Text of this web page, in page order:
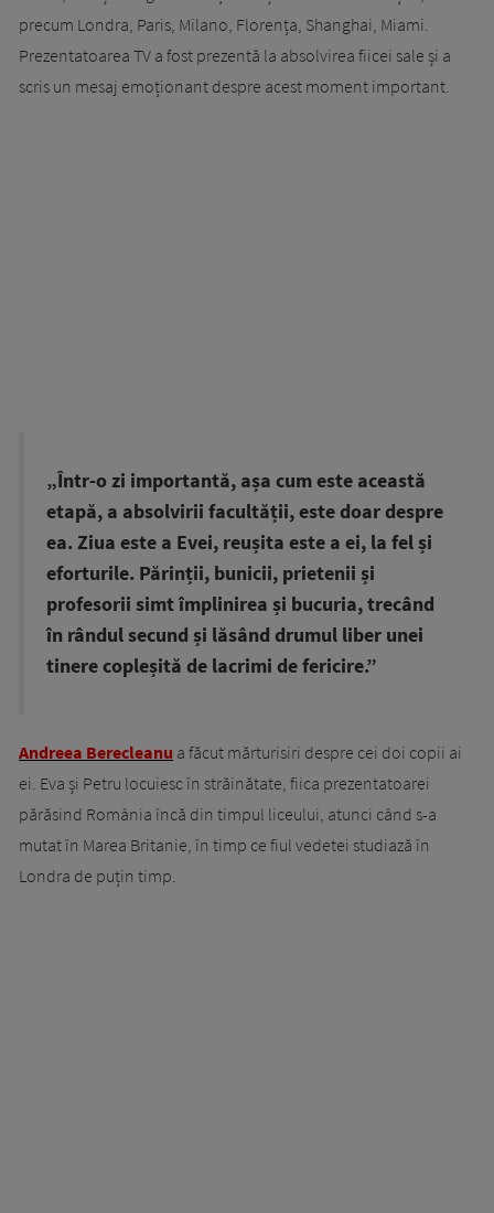
precum Londra, Paris, Milano, Florența, Shanghai, Miami.
Prezentatoarea TV a fost prezentă la absolvirea fiicei sale și a
scris un mesaj emoționant despre acest moment important.
„Într-o zi importantă, așa cum este această
etapă, a absolvirii facultății, este doar despre
ea. Ziua este a Evei, reușita este a ei, la fel și
eforturile. Părinții, bunicii, prietenii și
profesorii simt împlinirea și bucuria, trecând
în rândul secund și lăsând drumul liber unei
tinere copleșită de lacrimi de fericire.”
Andreea Berecleanu a făcut mărturisiri despre cei doi copii ai
ei. Eva și Petru locuiesc în străinătate, fiica prezentatoarei
părăsind România încă din timpul liceului, atunci când s-a
mutat în Marea Britanie, în timp ce fiul vedetei studiază în
Londra de puțin timp.